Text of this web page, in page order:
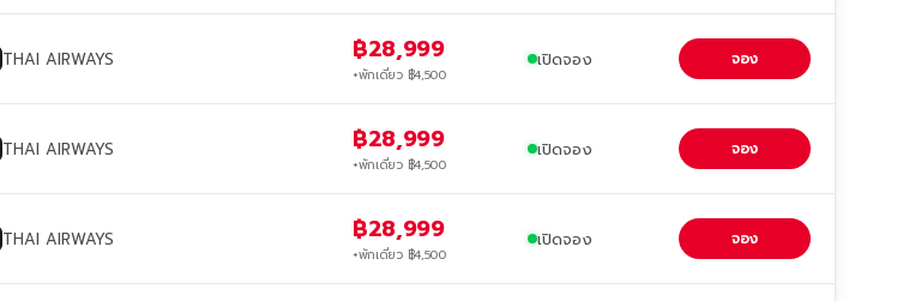
THAI AIRWAYS ฿28,999
+พักเดี่ยว ฿4,500
เปิดจอง จอง
THAI AIRWAYS ฿28,999
+พักเดี่ยว ฿4,500
เปิดจอง จอง
THAI AIRWAYS ฿28,999
+พักเดี่ยว ฿4,500
เปิดจอง จอง